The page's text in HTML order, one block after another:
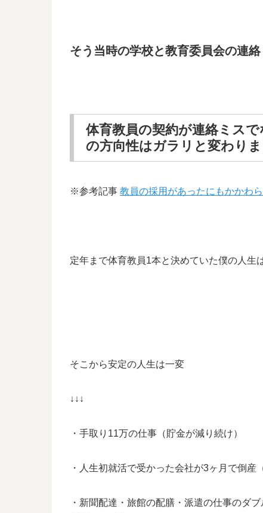
そう当時の学校と教育委員会の連絡
体育教員の契約が連絡ミス
の方向性はガラリと変わりま
※参考記事 教員の採用があったにもかかわ
定年まで体育教員1本と決めていた僕の人生
そこから安定の人生は一変
↓↓↓
・手取り11万の仕事（貯金が減り続け）
・人生初就活で受かった会社が3ヶ月で倒産
・新聞配達・旅館の配膳・派遣の仕事のダ